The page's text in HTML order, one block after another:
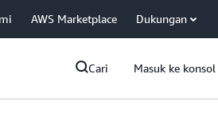
AWS Marketplace Dukungan
Cari Masuk ke konsol